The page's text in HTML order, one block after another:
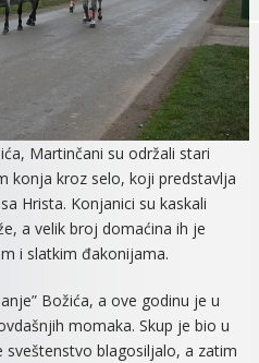
Martinčani su održali stari
konja kroz selo, koji predstavlja
Hrista. Konjanici su kaskali
a velik broj domaćina ih je
i slatkim đakonijama.
Božića, a ove godinu je u
momaka. Skup je bio u
sveštenstvo blagosiljalo, a zatim